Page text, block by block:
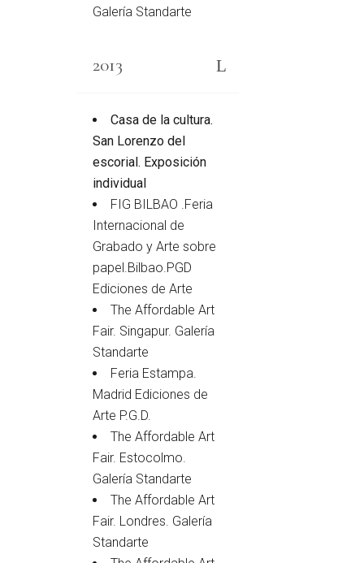
Galería Standarte
2013
Casa de la cultura.
San Lorenzo del
escorial. Exposición
individual
FIG BILBAO .Feria
Internacional de
Grabado y Arte sobre
papel.Bilbao.PGD
Ediciones de Arte
The Affordable Art
Fair. Singapur. Galería
Standarte
Feria Estampa.
Madrid Ediciones de
Arte P.G.D.
The Affordable Art
Fair. Estocolmo.
Galería Standarte
The Affordable Art
Fair. Londres. Galería
Standarte